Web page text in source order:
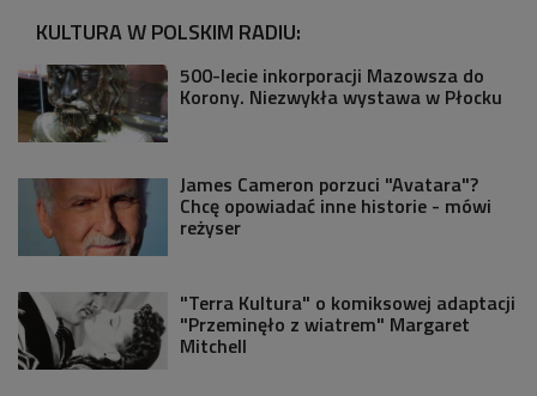
KULTURA W POLSKIM RADIU:
500-lecie inkorporacji Mazowsza do
Korony. Niezwykła wystawa w Płocku
James Cameron porzuci "Avatara"?
Chcę opowiadać inne historie - mówi
reżyser
"Terra Kultura" o komiksowej adaptacji
"Przeminęło z wiatrem" Margaret
Mitchell